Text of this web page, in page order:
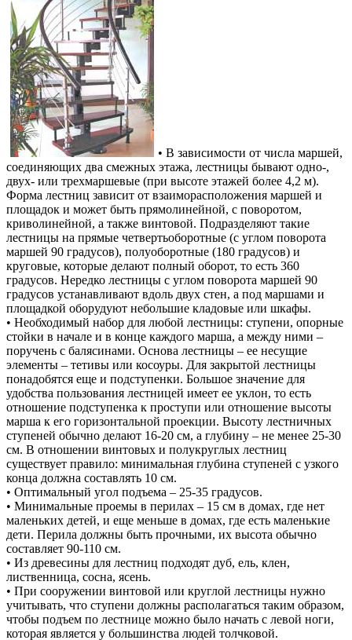
• В зависимости от числа маршей,
соединяющих два смежных этажа, лестницы бывают одно-,
двух- или трехмаршевые (при высоте этажей более 4,2 м).
Форма лестниц зависит от взаиморасположения маршей и
площадок и может быть прямолинейной, с поворотом,
криволинейной, а также винтовой. Подразделяют такие
лестницы на прямые четвертьоборотные (с углом поворота
маршей 90 градусов), полуоборотные (180 градусов) и
круговые, которые делают полный оборот, то есть 360
градусов. Нередко лестницы с углом поворота маршей 90
градусов устанавливают вдоль двух стен, а под маршами и
площадкой оборудуют небольшие кладовые или шкафы.
• Необходимый набор для любой лестницы: ступени, опорные
стойки в начале и в конце каждого марша, а между ними –
поручень с балясинами. Основа лестницы – ее несущие
элементы – тетивы или косоуры. Для закрытой лестницы
понадобятся еще и подступенки. Большое значение для
удобства пользования лестницей имеет ее уклон, то есть
отношение подступенка к проступи или отношение высоты
марша к его горизонтальной проекции. Высоту лестничных
ступеней обычно делают 16-20 см, а глубину – не менее 25-30
см. В отношении винтовых и полукруглых лестниц
существует правило: минимальная глубина ступеней с узкого
конца должна составлять 10 см.
• Оптимальный угол подъема – 25-35 градусов.
• Минимальные проемы в перилах – 15 см в домах, где нет
маленьких детей, и еще меньше в домах, где есть маленькие
дети. Перила должны быть прочными, их высота обычно
составляет 90-110 см.
• Из древесины для лестниц подходят дуб, ель, клен,
лиственница, сосна, ясень.
• При сооружении винтовой или круглой лестницы нужно
учитывать, что ступени должны располагаться таким образом,
чтобы подъем по лестнице можно было начать с левой ноги,
которая является у большинства людей толчковой.